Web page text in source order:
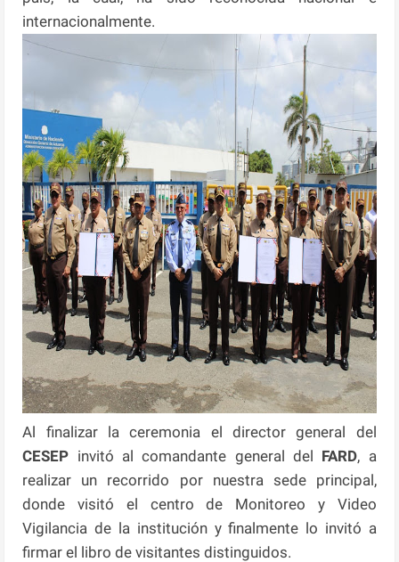
internacionalmente.
Al finalizar la ceremonia el director general del
CESEP invitó al comandante general del FARD, a
realizar un recorrido por nuestra sede principal,
donde visitó el centro de Monitoreo y Video
Vigilancia de la institución y finalmente lo invitó a
firmar el libro de visitantes distinguidos.